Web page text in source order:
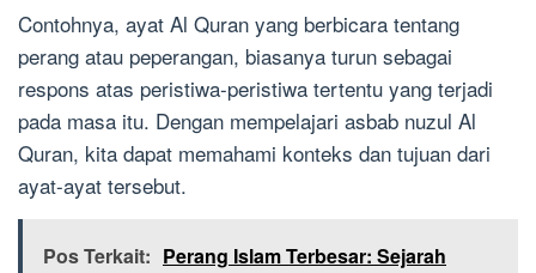
Contohnya, ayat Al Quran yang berbicara tentang
perang atau peperangan, biasanya turun sebagai
respons atas peristiwa-peristiwa tertentu yang terjadi
pada masa itu. Dengan mempelajari asbab nuzul Al
Quran, kita dapat memahami konteks dan tujuan dari
ayat-ayat tersebut.
Pos Terkait: Perang Islam Terbesar: Sejarah